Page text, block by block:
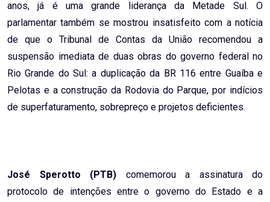
anos, já é uma grande liderança da Metade Sul. O
parlamentar também se mostrou insatisfeito com a notícia
de que o Tribunal de Contas da União recomendou a
suspensão imediata de duas obras do governo federal no
Rio Grande do Sul: a duplicação da BR 116 entre Guaíba e
Pelotas e a construção da Rodovia do Parque, por indícios
de superfaturamento, sobrepreço e projetos deficientes.
José Sperotto (PTB) comemorou a assinatura do
protocolo de intenções entre o governo do Estado e a